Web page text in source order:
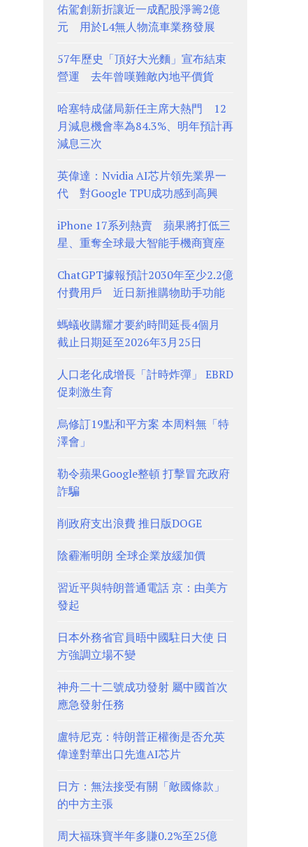
佑駕創新折讓近一成配股淨籌2億
元 用於L4無人物流車業務發展
57年歷史「頂好大光麵」宣布結束
營運 去年曾嘆難敵內地平價貨
哈塞特成儲局新任主席大熱門 12
月減息機會率為84.3%、明年預計再
減息三次
英偉達：Nvidia AI芯片領先業界一
代 對Google TPU成功感到高興
iPhone 17系列熱賣 蘋果將打低三
星、重奪全球最大智能手機商寶座
ChatGPT據報預計2030年至少2.2億
付費用戶 近日新推購物助手功能
螞蟻收購耀才要約時間延長4個月
截止日期延至2026年3月25日
人口老化成增長「計時炸彈」 EBRD
促刺激生育
烏修訂19點和平方案 本周料無「特
澤會」
勒令蘋果Google整頓 打擊冒充政府
詐騙
削政府支出浪費 推日版DOGE
陰霾漸明朗 全球企業放緩加價
習近平與特朗普通電話 京：由美方
發起
日本外務省官員晤中國駐日大使 日
方強調立場不變
神舟二十二號成功發射 屬中國首次
應急發射任務
盧特尼克：特朗普正權衡是否允英
偉達對華出口先進AI芯片
日方：無法接受有關「敵國條款」
的中方主張
周大福珠寶半年多賺0.2%至25億